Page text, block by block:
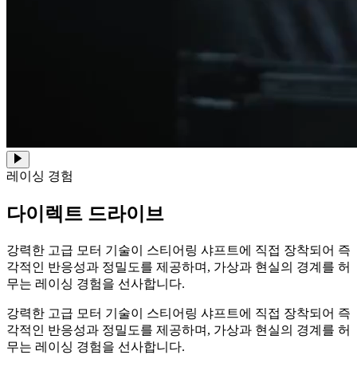
레이싱 경험
다이렉트 드라이브
강력한 고급 모터 기술이 스티어링 샤프트에 직접 장착되어 즉
각적인 반응성과 정밀도를 제공하며, 가상과 현실의 경계를 허
무는 레이싱 경험을 선사합니다.
강력한 고급 모터 기술이 스티어링 샤프트에 직접 장착되어 즉
각적인 반응성과 정밀도를 제공하며, 가상과 현실의 경계를 허
무는 레이싱 경험을 선사합니다.